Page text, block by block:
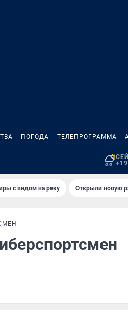
ПОГОДА ТЕЛЕПРОГРАММА
с видом на реку Открыли новую